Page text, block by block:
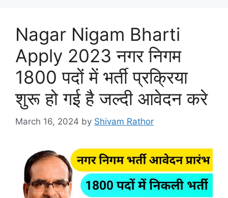
Nagar Nigam Bharti
Apply 2023 नगर निगम
1800 पदों में भर्ती प्रक्रिया
शुरू हो गई है जल्दी आवेदन करे
March 16, 2024 by Shivam Rathor